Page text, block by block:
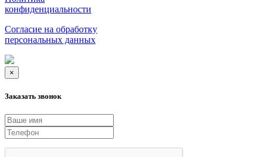
конфиденциальности
Согласие на обработку
персональных данных
×
Заказать звонок